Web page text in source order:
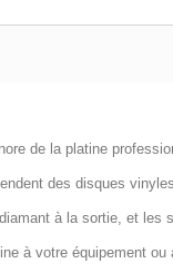
de la platine
des disques
à la sortie, et les
à votre équipement ou